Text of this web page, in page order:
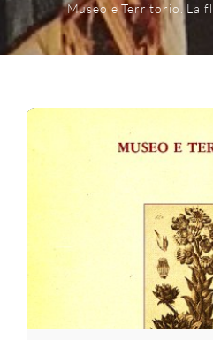
Museo e Territorio. La